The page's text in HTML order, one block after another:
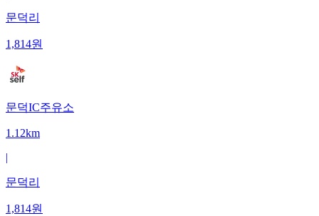
문덕리
1,814원
문덕IC주유소
1.12km
|
문덕리
1,814원